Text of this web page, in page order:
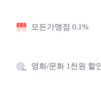
모든가맹점 0.1%
영화/문화 1천원 할인